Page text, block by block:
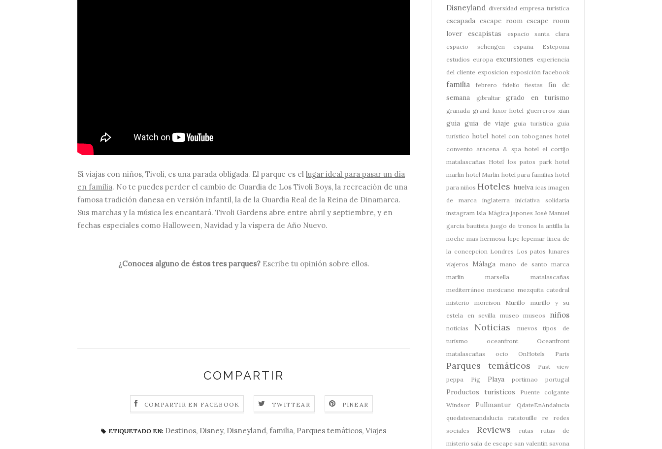
Si viajas con niños, Tivoli, es una parada obligada. El parque es el lugar ideal para pasar un día
en familia. No te puedes perder el cambio de Guardia de Los Tivoli Boys, la recreación de una
famosa tradición danesa en versión infantil, la de la Guardia Real de la Reina de Dinamarca.
Sus marchas y la música les encantará. Tivoli Gardens abre entre abril y septiembre, y en
fechas especiales como Halloween, Navidad y la víspera de Año Nuevo.
¿Conoces alguno de éstos tres parques? Escribe tu opinión sobre ellos.
COMPARTIR
COMPARTIR EN FACEBOOK TWITTEAR PINEAR
ETIQUETADO EN: Destinos, Disney, Disneyland, familia, Parques temáticos, Viajes
Disneyland diversidad empresa turistica
escapada escape room escape room
lover
escapistas
espacio santa clara
espacio schengen
españa
Estepona
estudios europa excursiones experiencia
del cliente exposicion exposición facebook
familia febrero fidelio fiestas
fin de
semana
gibraltar grado en turismo
granada grand luxor hotel guerreros xian
guia guia de viaje guia turistica
guia
turistico hotel hotel con toboganes hotel
convento aracena & spa hotel el cortijo
matalascañas Hotel los patos park hotel
marlin hotel Marlin hotel para familias hotel
para niños Hoteles huelva icas imagen
de marca
inglaterra
iniciativa solidaria
instagram Isla Mágica japones José Manuel
garcia bautista juego de tronos la antilla la
noche mas hermosa lepe lepemar linea de
la concepcion Londres Los patos lunares
viajeros
Málaga mano de santo
marca
marlin
marsella
matalascañas
mediterráneo mexicano mezquita catedral
misterio
morrison Murillo
murillo y su
estela en sevilla
museo museos niños
noticias Noticias
nuevos tipos de
turismo
oceanfront
Oceanfront
matalascañas
ocio OnHotels Paris
Parques temáticos
Past view
peppa Pig
Playa portimao portugal
Productos turísticos
Puente colgante
Windsor
Pullmantur
QdateEnAndalucia
quedateenandalucia
ratatouille re
redes
sociales
Reviews rutas
rutas de
misterio sala de escape san valentin savona